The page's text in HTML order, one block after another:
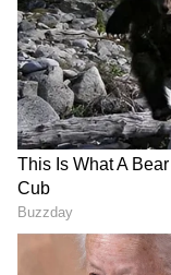
ಮಾನವೀಯತೆ